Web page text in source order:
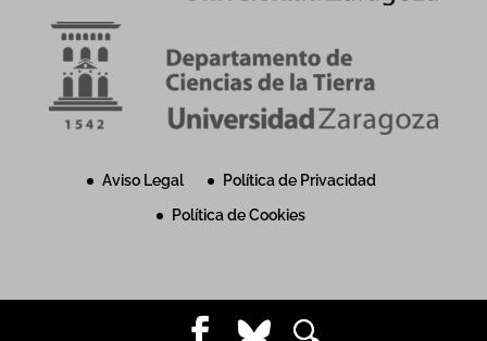
Aviso Legal
Política de Privacidad
Política de Cookies